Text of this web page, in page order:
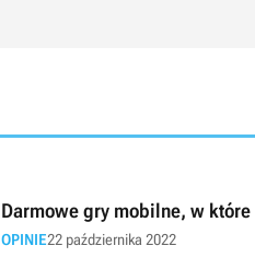
Darmowe gry mobilne, w
OPINIE22 października 2022